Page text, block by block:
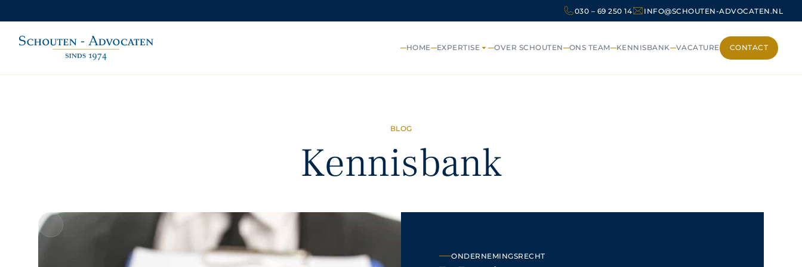
030 – 69 250 14 INFO@SCHOUTEN-ADVOCATEN.NL
HOME EXPERTISE OVER SCHOUTEN ONS TEAM KENNISBANK VACATURE
CONTACT
BLOG
Kennisbank
ONDERNEMINGSRECHT